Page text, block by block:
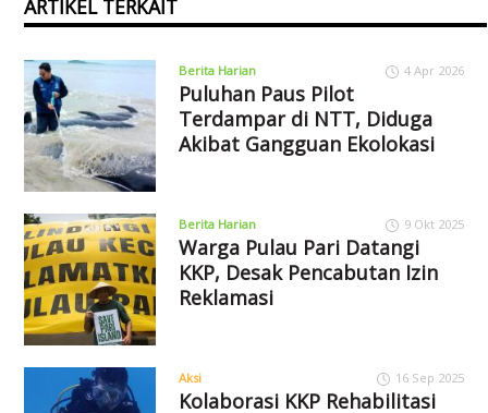
ARTIKEL TERKAIT
Berita Harian 4 Apr 2026
Puluhan Paus Pilot
Terdampar di NTT, Diduga
Akibat Gangguan Ekolokasi
Berita Harian 9 Okt 2025
Warga Pulau Pari Datangi
KKP, Desak Pencabutan Izin
Reklamasi
Aksi 16 Sep 2025
Kolaborasi KKP Rehabilitasi